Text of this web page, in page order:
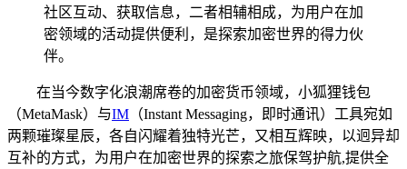
社区互动、获取信息，二者相辅相成，为用户在加
密领域的活动提供便利，是探索加密世界的得力伙
伴。
在当今数字化浪潮席卷的加密货币领域，小狐狸钱包
（MetaMask）与IM （Instant Messaging，即时通讯）工具宛如
两颗璀璨星辰，各自闪耀着独特光芒，又相互辉映，以迥异却
互补的方式，为用户在加密世界的探索之旅保驾护航,提供全